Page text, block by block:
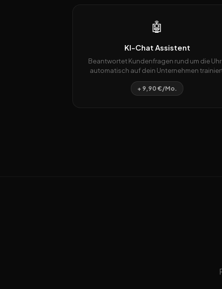
🤖
KI-Chat Assistent
Beantwortet Kundenfragen rund um die Uhr
automatisch auf dein Unternehmen
+ 9,90 €/Mo.